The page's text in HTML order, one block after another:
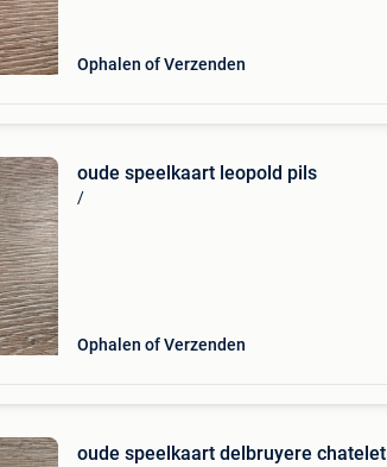
Ophalen of Verzenden
oude speelkaart leopold pils
/
Ophalen of Verzenden
oude speelkaart delbruyere chatelet